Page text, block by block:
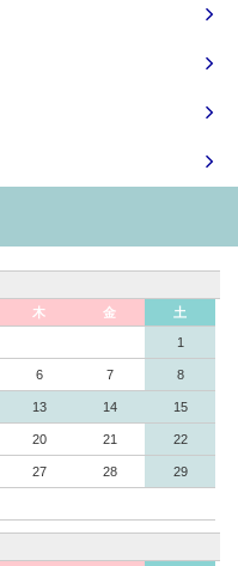
木 金 土
1
6 7 8
13 14 15
20 21 22
27 28 29